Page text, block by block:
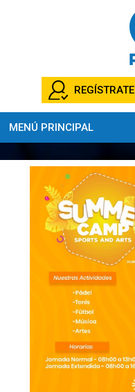
REGÍSTRATE
MENÚ PRINCIPAL